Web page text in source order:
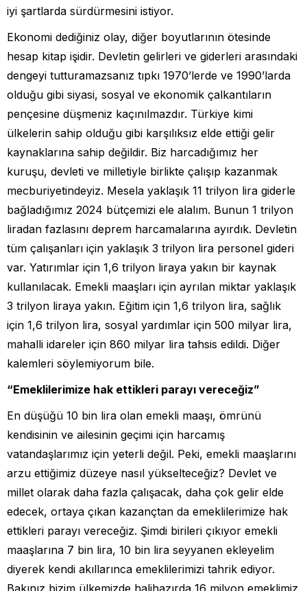
iyi şartlarda sürdürmesini istiyor.
Ekonomi dediğiniz olay, diğer boyutlarının ötesinde
hesap kitap işidir. Devletin gelirleri ve giderleri arasındaki
dengeyi tutturamazsanız tıpkı 1970’lerde ve 1990’larda
olduğu gibi siyasi, sosyal ve ekonomik çalkantıların
pençesine düşmeniz kaçınılmazdır. Türkiye kimi
ülkelerin sahip olduğu gibi karşılıksız elde ettiği gelir
kaynaklarına sahip değildir. Biz harcadığımız her
kuruşu, devleti ve milletiyle birlikte çalışıp kazanmak
mecburiyetindeyiz. Mesela yaklaşık 11 trilyon lira giderle
bağladığımız 2024 bütçemizi ele alalım. Bunun 1 trilyon
liradan fazlasını deprem harcamalarına ayırdık. Devletin
tüm çalışanları için yaklaşık 3 trilyon lira personel gideri
var. Yatırımlar için 1,6 trilyon liraya yakın bir kaynak
kullanılacak. Emekli maaşları için ayrılan miktar yaklaşık
3 trilyon liraya yakın. Eğitim için 1,6 trilyon lira, sağlık
için 1,6 trilyon lira, sosyal yardımlar için 500 milyar lira,
mahalli idareler için 860 milyar lira tahsis edildi. Diğer
kalemleri söylemiyorum bile.
“Emeklilerimize hak ettikleri parayı vereceğiz”
En düşüğü 10 bin lira olan emekli maaşı, ömrünü
kendisinin ve ailesinin geçimi için harcamış
vatandaşlarımız için yeterli değil. Peki, emekli maaşlarını
arzu ettiğimiz düzeye nasıl yükselteceğiz? Devlet ve
millet olarak daha fazla çalışacak, daha çok gelir elde
edecek, ortaya çıkan kazançtan da emeklilerimize hak
ettikleri parayı vereceğiz. Şimdi birileri çıkıyor emekli
maaşlarına 7 bin lira, 10 bin lira seyyanen ekleyelim
diyerek kendi akıllarınca emeklilerimizi tahrik ediyor.
Bakınız bizim ülkemizde halihazırda 16 milyon emeklimiz